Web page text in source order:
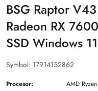
BSG Raptor
Radeon RX
SSD Windows
Symbol: 17914152862
Procesor:
AMD